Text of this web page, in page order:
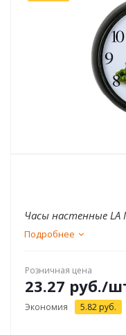
Часы настенные LA
Подробнее
Розничная цена
23.27 руб./
Экономия 5.82 руб.